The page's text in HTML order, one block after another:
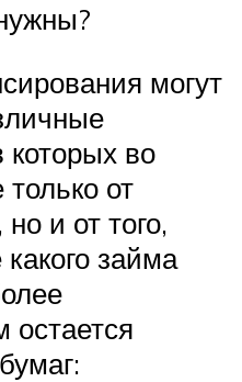
могут
которых во
от
и от того,
займа
остается